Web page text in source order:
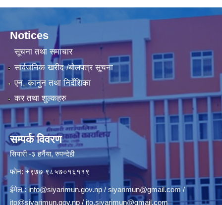
Notices
सूचना तथा समाचार
सार्वजनिक खरीद /बोलपत्र सूचना
एन, कानुन तथा निर्देशिका
कर तथा शुल्कहरु
सम्पर्क विवरण
सियारी -३ हर्नैया, रुपन्देही
फोन: +९७७ ९८५७०१६११९
ईमेल : info@siyarimun.gov.np / siyarimun@gmail.com /
ito@siyarimun.gov.np / ito.siyarimun@gmail.com